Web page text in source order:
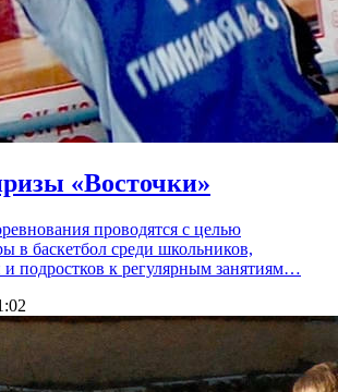
«Восточки»
проводятся с целью
в баскетбол среди школьников,
и подростков к регулярным занятиям…